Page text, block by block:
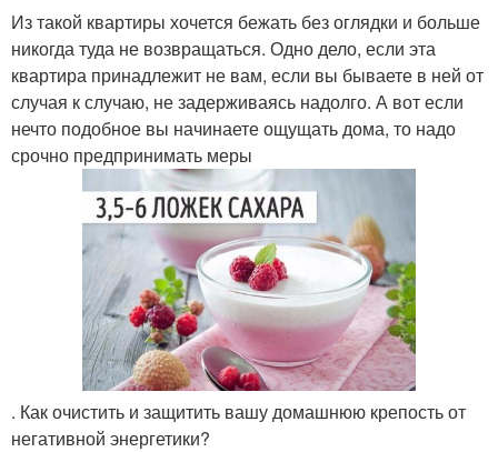
Из такой квартиры хочется бежать без оглядки и больше
никогда туда не возвращаться. Одно дело, если эта
квартира принадлежит не вам, если вы бываете в ней от
случая к случаю, не задерживаясь надолго. А вот если
нечто подобное вы начинаете ощущать дома, то надо
срочно предпринимать меры
. Как очистить и защитить вашу домашнюю крепость от
негативной энергетики?